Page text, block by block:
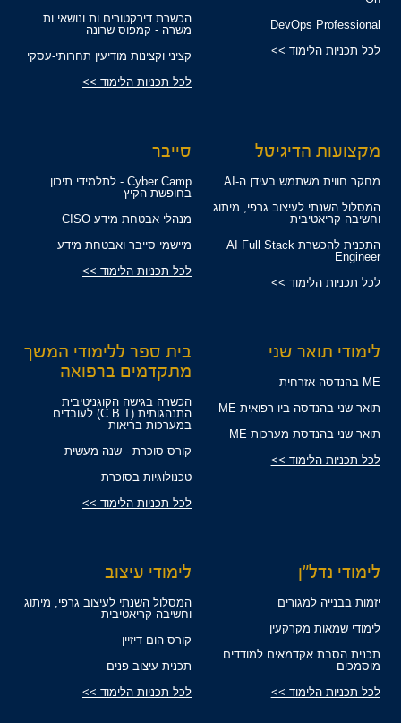
DevOps Professional
לכל תכניות הלימוד >>
הכשרת דירקטורים.ות ונושאי.ות
משרה - קמפוס שרונה
קציני וקצינות מודיעין תחרותי-עסקי
לכל תכניות הלימוד >>
מקצועות הדיגיטל
מחקר חווית משתמש בעידן ה-AI
המסלול השנתי לעיצוב גרפי, מיתוג
וחשיבה קריאטיבית
התכנית להכשרת AI Full Stack
Engineer
לכל תכניות הלימוד >>
סייבר
Cyber Camp - לתלמידי תיכון
בחופשת הקיץ
מנהלי אבטחת מידע CISO
מיישמי סייבר ואבטחת מידע
לכל תכניות הלימוד >>
לימודי תואר שני
ME בהנדסה אזרחית
תואר שני בהנדסה ביו-רפואית ME
תואר שני בהנדסת מערכות ME
לכל תכניות הלימוד >>
בית ספר ללימודי המשך
מתקדמים ברפואה
הכשרה בגישה הקוגניטיבית
התנהגותית (C.B.T) לעובדים
במערכות בריאות
קורס סוכרת - שנה מעשית
טכנולוגיות בסוכרת
לכל תכניות הלימוד >>
לימודי נדל"ן
יזמות בבנייה למגורים
לימודי שמאות מקרקעין
תכנית הסבת אקדמאים למודדים
מוסמכים
לכל תכניות הלימוד >>
לימודי עיצוב
המסלול השנתי לעיצוב גרפי, מיתוג
וחשיבה קריאטיבית
קורס הום דיזיין
תכנית עיצוב פנים
לכל תכניות הלימוד >>